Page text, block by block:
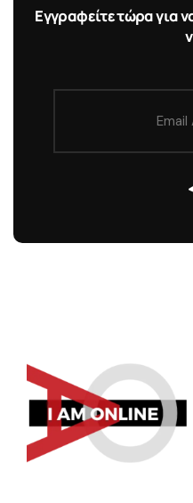
Εγγραφείτε τώρα για